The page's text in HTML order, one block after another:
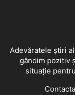
Adevăratele știri
gândim pozitiv
situație